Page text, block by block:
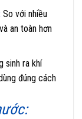
So với nhiều
an toàn hơn
sinh ra khí
đúng cách